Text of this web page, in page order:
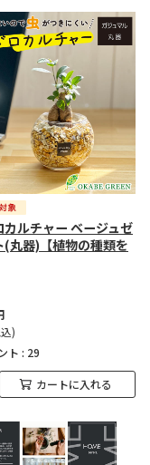
カルチャー ベージュゼ
(丸器)【植物の種類を
)
ト : 29
カートに入れる